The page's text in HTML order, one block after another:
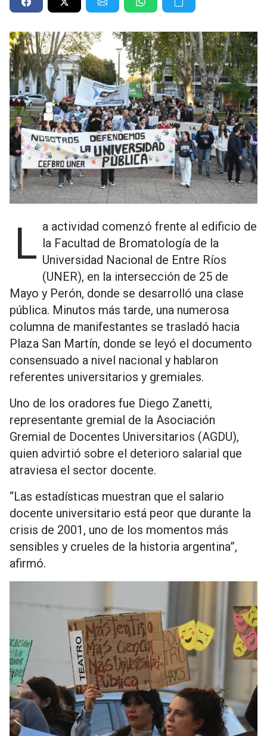
La actividad comenzó frente al edificio de la Facultad de Bromatología de la
Universidad Nacional de Entre Ríos
(UNER), en la intersección de 25 de
Mayo y Perón, donde se desarrolló una clase
pública. Minutos más tarde, una numerosa
columna de manifestantes se trasladó hacia
Plaza San Martín, donde se leyó el documento
consensuado a nivel nacional y hablaron
referentes universitarios y gremiales.
Uno de los oradores fue Diego Zanetti,
representante gremial de la Asociación
Gremial de Docentes Universitarios (AGDU),
quien advirtió sobre el deterioro salarial que
atraviesa el sector docente.
“Las estadísticas muestran que el salario
docente universitario está peor que durante la
crisis de 2001, uno de los momentos más
sensibles y crueles de la historia argentina”,
afirmó.